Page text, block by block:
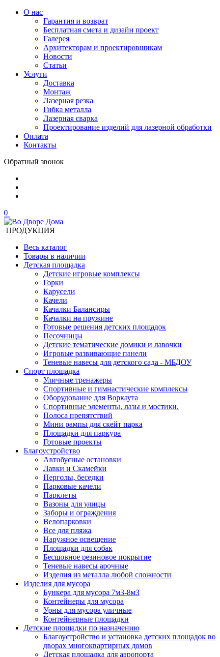
О нас
Гарантия и возврат
Бесплатная смета и дизайн проект
Галерея
Архитекторам и проектировщикам
Новости
Статьи
Услуги
Доставка
Монтаж
Лазерная резка
Гибка металла
Лазерная сварка
Проектирование изделий для лазерной обработки
Оплата
Контакты
Обратный звонок
0
ПРОДУКЦИЯ
Весь каталог
Товары в наличии
Детская площадка
Детские игровые комплексы
Горки
Карусели
Качели
Качалки Балансиры
Качалки на пружине
Готовые решения детских площадок
Песочницы
Детские тематические домики и лавочки
Игровые развивающие панели
Теневые навесы для детского сада - МБДОУ
Спорт площадка
Уличные тренажеры
Спортивные и гимнастические комплексы
Оборудование для Воркаута
Спортивные элементы, лазы и мостики.
Полоса препятствий
Мини рампы для скейт парка
Площадки для паркура
Готовые проекты
Благоустройство
Автобусные остановки
Лавки и Скамейки
Перголы, беседки
Парковые качели
Парклеты
Вазоны для улицы
Заборы и ограждения
Велопарковки
Все для пляжа
Наружное освещение
Площадки для собак
Бесшовное резиновое покрытие
Теневые навесы арочные
Изделия из металла любой сложности
Изделия для мусора
Бункера для мусора 7м3-8м3
Контейнеры для мусора
Урны для мусора уличные
Контейнерные площадки
Детские площадки по назначению
Благоустройство и установка детских площадок во
дворах многоквартирных домов
Детская площадка для аэропорта